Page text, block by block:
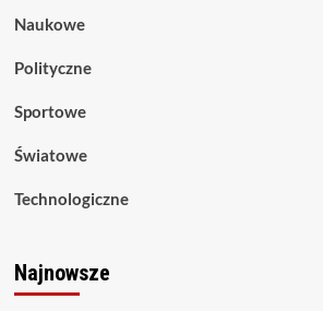
Naukowe
Polityczne
Sportowe
Światowe
Technologiczne
Najnowsze